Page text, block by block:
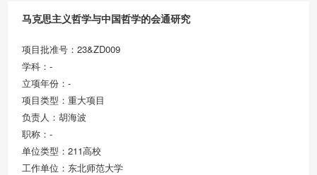
马克思主义哲学与中国哲学的会通研究
项目批准号：23&ZD009
学科：-
立项年份：-
项目类型：重大项目
负责人：胡海波
职称：-
单位类型：211高校
工作单位：东北师范大学